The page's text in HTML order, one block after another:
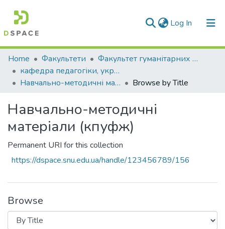
Log In (current)
Communities & Collections
All of DSpace
Home Факультети
Факультет гуманітарних та соціальних наук
кафедра педагогіки, української філології та журналістики
Навчально-методичні матеріали (кпуфж)
Browse by Title
Навчально-методичні
матеріали (кпуфж)
Permanent URI for this collection
https://dspace.snu.edu.ua/handle/123456789/156
Browse